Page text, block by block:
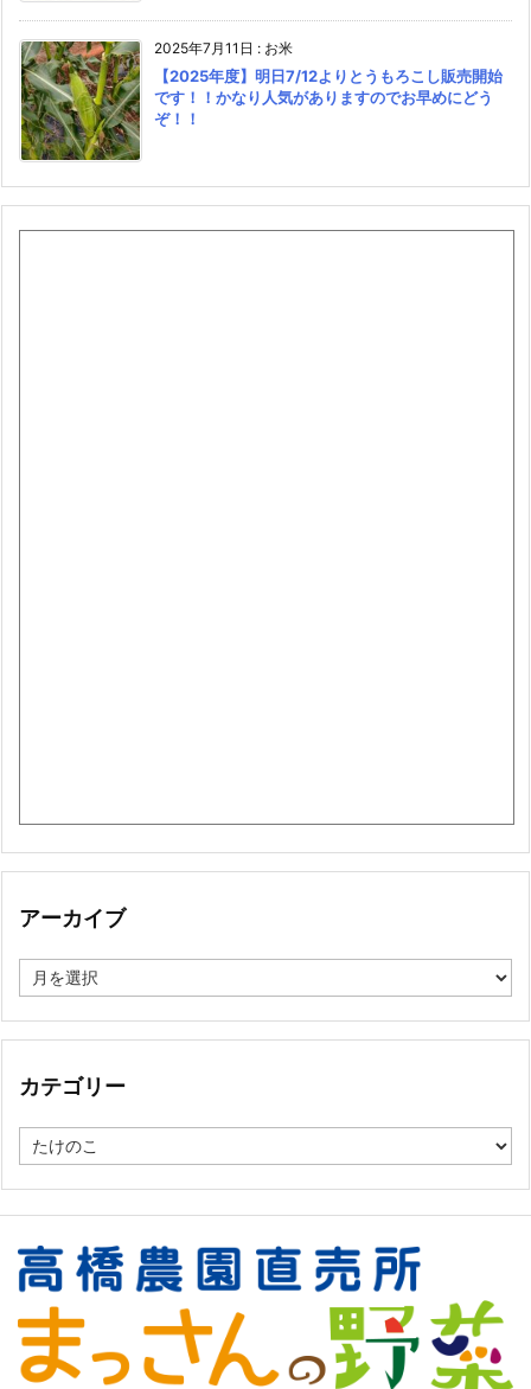
2025年7月11日 : お米
【2025年度】明日7/12よりとうもろこし販売開始
です！！かなり人気がありますのでお早めにどう
ぞ！！
アーカイブ
ー
イ
カテゴリー
テ